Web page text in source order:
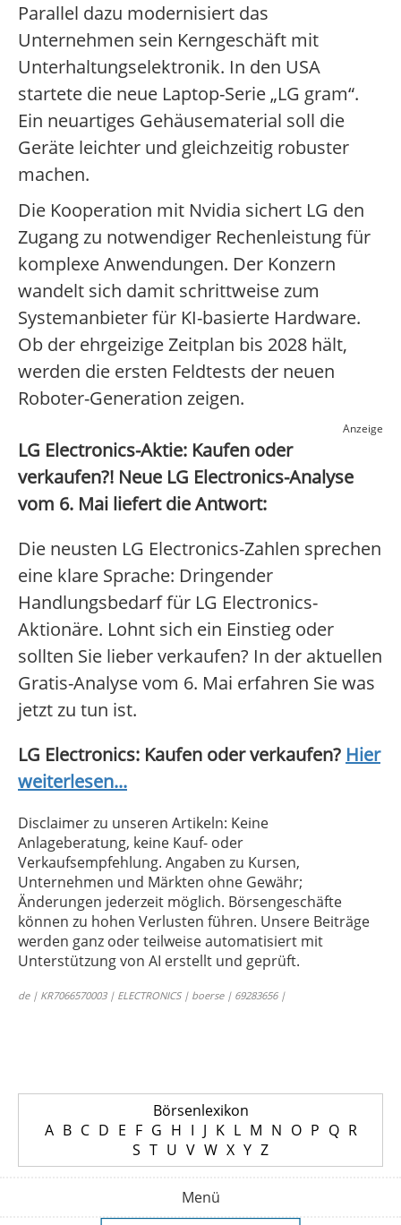
Parallel dazu modernisiert das
Unternehmen sein Kerngeschäft mit
Unterhaltungselektronik. In den USA
startete die neue Laptop-Serie „LG gram“.
Ein neuartiges Gehäusematerial soll die
Geräte leichter und gleichzeitig robuster
machen.
Die Kooperation mit Nvidia sichert LG den
Zugang zu notwendiger Rechenleistung für
komplexe Anwendungen. Der Konzern
wandelt sich damit schrittweise zum
Systemanbieter für KI-basierte Hardware.
Ob der ehrgeizige Zeitplan bis 2028 hält,
werden die ersten Feldtests der neuen
Roboter-Generation zeigen.
Anzeige
LG Electronics-Aktie: Kaufen oder
verkaufen?! Neue LG Electronics-Analyse
vom 6. Mai liefert die Antwort:
Die neusten LG Electronics-Zahlen sprechen
eine klare Sprache: Dringender
Handlungsbedarf für LG Electronics-
Aktionäre. Lohnt sich ein Einstieg oder
sollten Sie lieber verkaufen? In der aktuellen
Gratis-Analyse vom 6. Mai erfahren Sie was
jetzt zu tun ist.
LG Electronics: Kaufen oder verkaufen? Hier
weiterlesen...
Disclaimer zu unseren Artikeln: Keine
Anlageberatung, keine Kauf- oder
Verkaufsempfehlung. Angaben zu Kursen,
Unternehmen und Märkten ohne Gewähr;
Änderungen jederzeit möglich. Börsengeschäfte
können zu hohen Verlusten führen. Unsere Beiträge
werden ganz oder teilweise automatisiert mit
Unterstützung von AI erstellt und geprüft.
de | KR7066570003 | ELECTRONICS | boerse | 69283656 |
Börsenlexikon
A B C D E F G H I J K L M N O P Q R
S T U V W X Y Z
Menü